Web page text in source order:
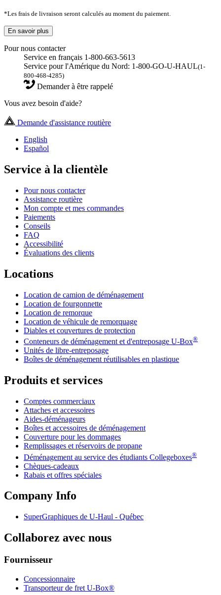
*Les frais de livraison seront calculés au moment du paiement.
En savoir plus
Pour nous contacter
Service en français 1-800-663-5613
Service pour l'Amérique du Nord: 1-800-GO-U-HAUL(1-
800-468-4285)
Demander à être rappelé
Vous avez besoin d'aide?
Demande d'assistance routière
English
Español
Service à la clientèle
Pour nous contacter
Assistance routière
Mon compte et mes commandes
Paiements
Conseils
FAQ
Accessibilité
Évaluations des clients
Locations
Location de camion de déménagement
Location de fourgonnette
Location de remorque
Location de véhicule de remorquage
Diables et couvertures de protection
Conteneurs de déménagement et d'entreposage U-Box®
Unités de libre-entreposage
Boîtes de déménagement réutilisables en plastique
Produits et services
Comptes commerciaux
Attaches et accessoires
Aides-déménageurs
Boîtes et accessoires de déménagement
Couverture pour les dommages
Remplissages et réservoirs de propane
Déménagement au service des étudiants Collegeboxes®
Chèques-cadeaux
Rabais et offres spéciales
Company Info
SuperGraphiques de U-Haul - Québec
Collaborez avec nous
Fournisseur
Concessionnaire
Transporteur de fret U-Box®